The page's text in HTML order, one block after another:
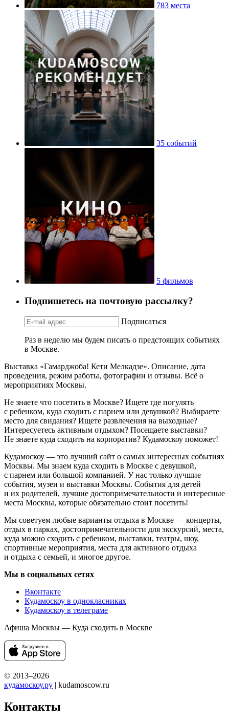
783 места
35 событий
5 фильмов
Подпишетесь на почтовую рассылку?
Подписаться
Раз в неделю мы будем писать о предстоящих событиях
в Москве.
Выставка «Гамарджоба! Кети Мелкадзе». Описание, дата
проведения, режим работы, фотографии и отзывы. Всё о
мероприятиях Москвы.
Не знаете что посетить в Москве? Ищете где погулять
с ребенком, куда сходить с парнем или девушкой? Выбираете
место для свидания? Ищете развлечения на выходные?
Интересуетесь активным отдыхом? Посещаете выставки?
Не знаете куда сходить на корпоратив? Кудамоскоу поможет!
Кудамоскоу — это лучший сайт о самых интересных событиях
Москвы. Мы знаем куда сходить в Москве с девушкой,
с парнем или большой компанией. У нас только лучшие
события, музеи и выставки Москвы. События для детей
и их родителей, лучшие достопримечательности и интересные
места Москвы, которые обязательно стоит посетить!
Мы советуем любые варианты отдыха в Москве — концерты,
отдых в парках, достопримечательности для экскурсий, места,
куда можно сходить с ребенком, выставки, театры, шоу,
спортивные мероприятия, места для активного отдыха
и отдыха с семьей, и многое другое.
Мы в социальных сетях
Вконтакте
Кудамоскоу в однокласниках
Кудамоскоу в телеграме
Афиша Москвы — Куда сходить в Москве
© 2013–2026
кудамоскоу.ру | kudamoscow.ru
Контакты